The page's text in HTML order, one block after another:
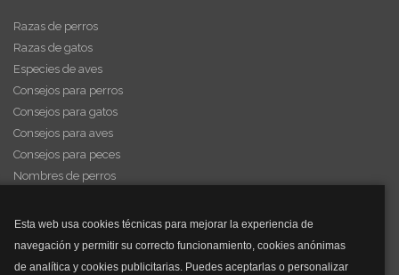
Esta web usa cookies técnicas para mejorar la experiencia de
navegación y permitir su correcto funcionamiento, cookies anónimas
de analítica y cookies publicitarias. Puedes aceptarlas o personalizar
Razas de perros
Razas de gatos
Especies de aves
Consejos para perros
Consejos para gatos
Consejos para aves
Consejos para peces
Nombres de perros
y mucho más...